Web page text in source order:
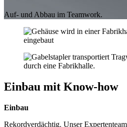
Auf- und Abbau im Teamwork.
Einbau mit Know-how
Einbau
Rekordverdächtig. Unser